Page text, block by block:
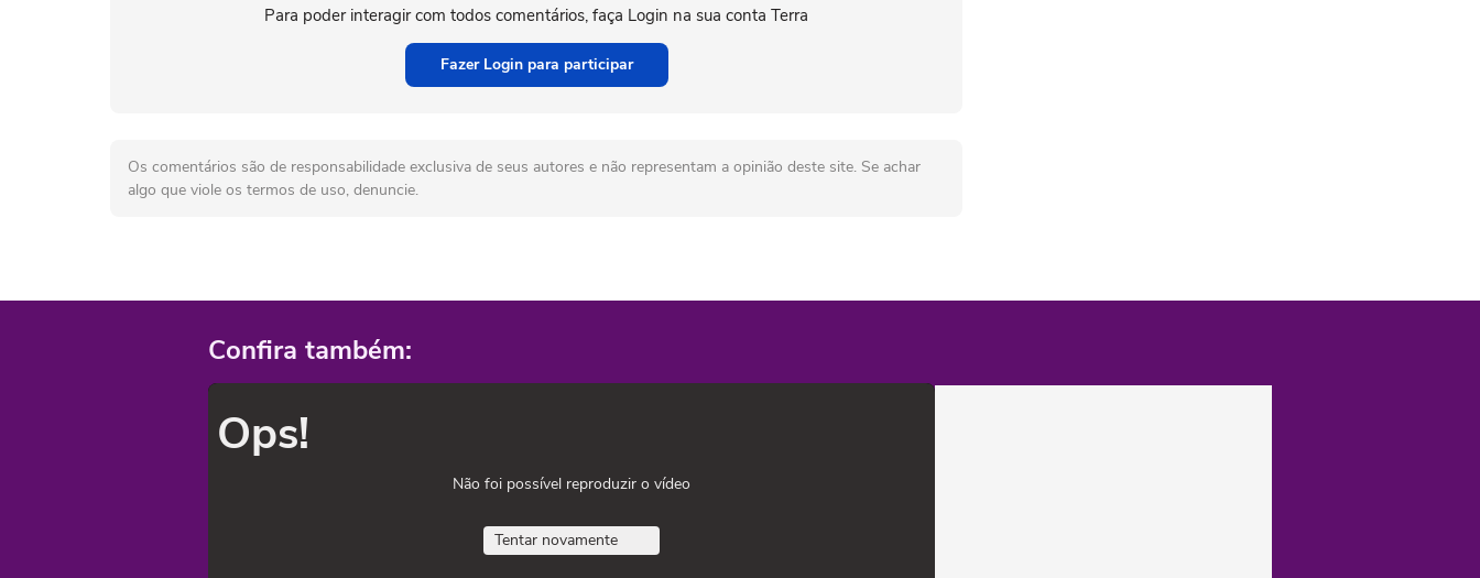
Para poder interagir com todos comentários, faça Login na sua conta Terra
Fazer Login para participar
Os comentários são de responsabilidade exclusiva de seus autores e não representam a opinião deste site. Se achar
algo que viole os termos de uso, denuncie.
Confira também:
Ops!
Não foi possível reproduzir o vídeo
Tentar novamente